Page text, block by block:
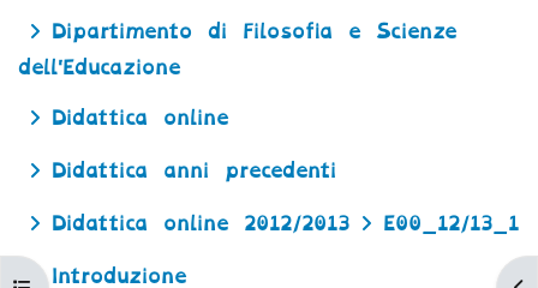
Dipartimento di Filosofia e Scienze
dell'Educazione
Didattica online
Didattica anni precedenti
Didattica online 2012/2013 E00_12/13_1
Introduzione